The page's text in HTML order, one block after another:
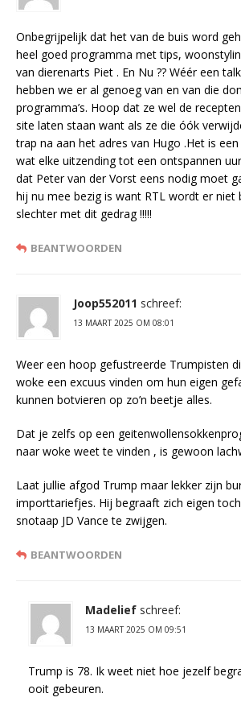
Onbegrijpelijk dat het van de buis word
heel goed programma met tips,
van dierenarts Piet . En Nu ?? Wéér een
hebben we er al genoeg van en van die
programma’s. Hoop dat ze wel de
site laten staan want als ze die óók
trap na aan het adres van Hugo .Het is
wat elke uitzending tot een ontspannen
dat Peter van der Vorst eens nodig moet
hij nu mee bezig is want RTL wordt er niet
slechter met dit gedrag !!!!!
BEANTWOORDEN
Joop552011 schreef:
13 MAART 2025 OM 08:01
Weer een hoop gefustreerde Trumpisten
woke een excuus vinden om hun eigen
kunnen botvieren op zo’n beetje alles.
Dat je zelfs op een
naar woke weet te vinden , is gewoon
Laat jullie afgod Trump maar lekker zijn
importtariefjes. Hij begraaft zich eigen
snotaap JD Vance te zwijgen.
BEANTWOORDEN
Madelief schreef:
13 MAART 2025 OM 09:51
Trump is 78. Ik weet niet hoe jezelf
ooit gebeuren.